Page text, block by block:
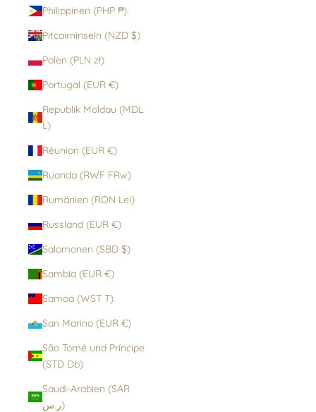
Philippinen (PHP ₱)
Pitcairninseln (NZD $)
Polen (PLN zł)
Portugal (EUR €)
Republik Moldau (MDL
L)
Réunion (EUR €)
Ruanda (RWF FRw)
Rumänien (RON Lei)
Russland (EUR €)
Salomonen (SBD $)
Sambia (EUR €)
Samoa (WST T)
San Marino (EUR €)
São Tomé und Príncipe
(STD Db)
Saudi-Arabien (SAR
ر.س)